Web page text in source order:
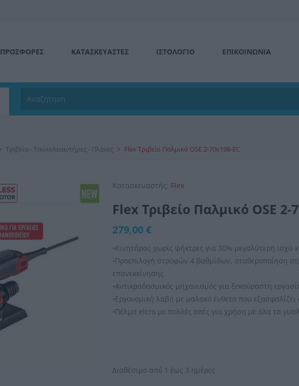
ΠΡΟΣΦΟΡΕΣ ΚΑΤΑΣΚΕΥΑΣΤΕΣ ΙΣΤΟΛΌΓΙΟ ΕΠΙΚΟΙΝΩΝΊΑ
Τριβεία - Ταινιολειαντήρες - Πλάνες Flex Τριβείο Παλμικό OSE 2-70x198-EC
Κατασκευαστής: Flex
Flex Τριβείο Παλμικό OSE 2-
279,00 €
•Κινητήρας χωρίς ψήκτρες για 30% μεγαλύτερη ισχύ
•Προεπιλογή στροφών 4 βαθμίδων, σταθεροποίηση
επανεκκίνησης
•Αντικραδασμικός μηχανισμός για ξεκούραστη
•Εργονομική λαβή με μαλακό ένθετο που
•Πέλμα elcro με πολλές οπές για χρήση με όλα τα
Διαθέσιμο από 1 έως 3 ημέρες